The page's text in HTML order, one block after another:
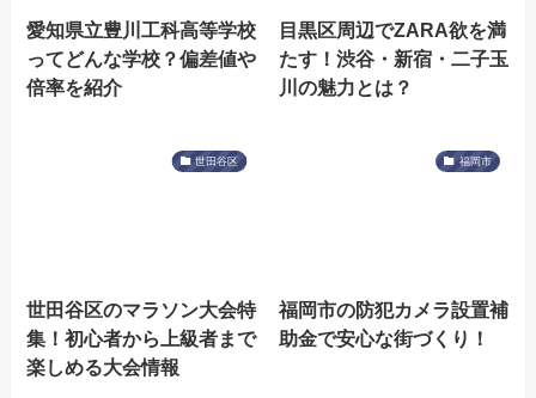
愛知県立豊川工科高等学校
ってどんな学校？偏差値や
倍率を紹介
目黒区周辺でZARA欲を満
たす！渋谷・新宿・二子玉
川の魅力とは？
世田谷区
世田谷区のマラソン大会特
集！初心者から上級者まで
楽しめる大会情報
福岡市
福岡市の防犯カメラ設置補
助金で安心な街づくり！